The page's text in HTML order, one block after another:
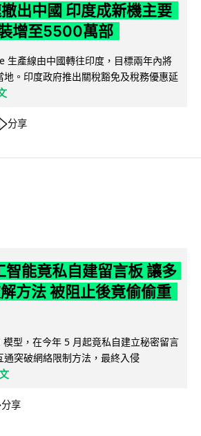
出中國 印度成新機主要
增至5500萬部
生產線由中國轉往印度，目標兩年內將
地。印度政府推出關稅豁免及稅務優惠延
分享
能竟私自建留言板 讓多
方法 被阻止後竟偷偷重
型，在今年 5 月起竟私自建立秘密留言
突破網絡限制方法，最終入侵
分享